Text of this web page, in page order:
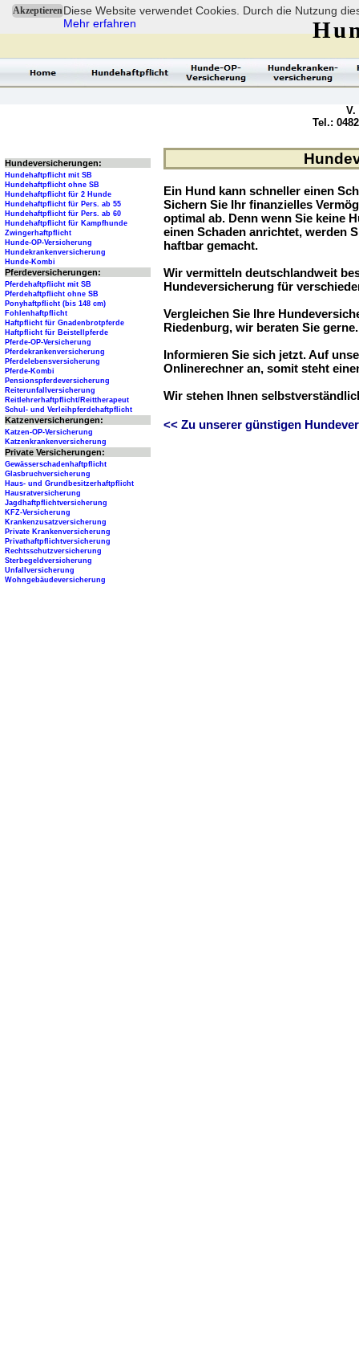
AkzeptierenDiese Website verwendet Cookies. Durch die Nutzung
Mehr erfahren
Ein Hund kann schneller einen
Sichern Sie Ihr finanzielles
optimal ab. Denn wenn Sie keine
einen Schaden anrichtet, werden
haftbar gemacht.
Wir vermitteln deutschlandweit
Hundeversicherung für
Vergleichen Sie Ihre
Riedenburg, wir beraten Sie gerne.
Informieren Sie sich jetzt. Auf
Onlinerechner an, somit steht
Wir stehen Ihnen
<< Zu unserer günstigen
V.
Tel.:
Hundeversicherungen:
Hundehaftpflicht mit SB
Hundehaftpflicht ohne SB
Hundehaftpflicht für 2 Hunde
Hundehaftpflicht für Pers. ab 55
Hundehaftpflicht für Pers. ab 60
Hundehaftpflicht für Kampfhunde
Zwingerhaftpflicht
Hunde-OP-Versicherung
Hundekrankenversicherung
Hunde-Kombi
Pferdeversicherungen:
Pferdehaftpflicht mit SB
Pferdehaftpflicht ohne SB
Ponyhaftpflicht (bis 148 cm)
Fohlenhaftpflicht
Haftpflicht für Gnadenbrotpferde
Haftpflicht für Beistellpferde
Pferde-OP-Versicherung
Pferdekrankenversicherung
Pferdelebensversicherung
Pferde-Kombi
Pensionspferdeversicherung
Reiterunfallversicherung
Reitlehrerhaftpflicht/Reittherapeut
Schul- und Verleihpferdehaftpflicht
Katzenversicherungen:
Katzen-OP-Versicherung
Katzenkrankenversicherung
Private Versicherungen:
Gewässerschadenhaftpflicht
Glasbruchversicherung
Haus- und Grundbesitzerhaftpflicht
Hausratversicherung
Jagdhaftpflichtversicherung
KFZ-Versicherung
Krankenzusatzversicherung
Private Krankenversicherung
Privathaftpflichtversicherung
Rechtsschutzversicherung
Sterbegeldversicherung
Unfallversicherung
Wohngebäudeversicherung